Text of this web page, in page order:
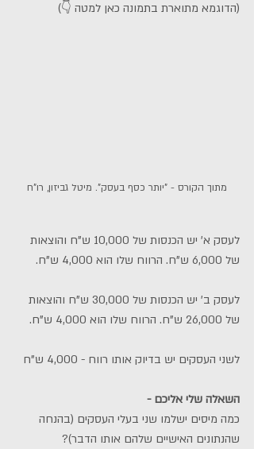
(הדוגמא מתוארת בתמונה כאן למטה 👇)
מתוך הקורס - "יותר כסף בעסק". מיטל גביזון, רו"ח
לעסק א' יש הכנסות של 10,000 ש"ח והוצאות
של 6,000 ש"ח. הרווח שלו הוא 4,000 ש"ח.
לעסק ב' יש הכנסות של 30,000 ש"ח והוצאות
של 26,000 ש"ח. הרווח שלו הוא 4,000 ש"ח.
לשני העסקים יש בדיוק אותו רווח - 4,000 ש"ח
השאלה שלי אליכם -
כמה מיסים ישלמו שני בעלי העסקים (בהנחה
שהנתונים האישיים שלהם אותו הדבר)?